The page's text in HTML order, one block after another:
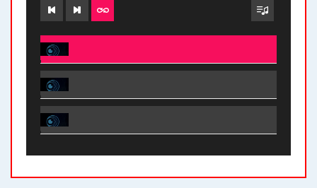
El Bucle News en Radio Gráfica. Bloque 2 . 28.04.24 - Jorge Gres
El Bucle News en Radio Gráfica. Bloque 1 . 28.04.24 - Jorge Gres
El Bucle News en Radio Gráfica. Bloque 2 . 21.04.24 - Jorge Gres